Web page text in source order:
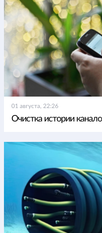
01 августа, 22:26
Очистка истории